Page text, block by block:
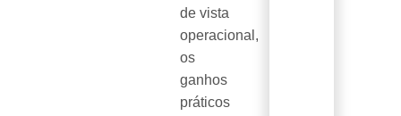
de vista
operacional,
os
ganhos
práticos